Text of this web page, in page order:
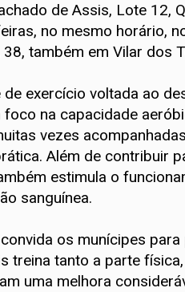
de Assis, Lote 12,
no mesmo horário,
também em Vilar dos
exercício voltada ao
na capacidade
vezes
Além de contribuir
estimula o
sanguínea.
os munícipes
treina tanto a parte
uma melhora